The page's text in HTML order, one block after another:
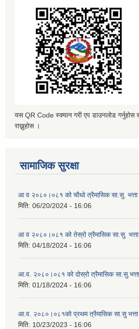
यस QR Code स्क्यान गरी एप डाउनलोड गर्नुहोस
राख्नुहोस ।
सामाजिक सुरक्षा
आ व २०८०।०८१ को चौथो त्रैमासिक सा.सु. भत्ता
मिति: 06/20/2024 - 16:06
आ व २०८०।०८१ को तेस्रो त्रैमासिक सा.सु.
मिति: 04/18/2024 - 16:06
आ.व. २०८०।०८१ को दोस्रो त्रैमासिक सा.सु.भत्ता
मिति: 01/18/2024 - 16:06
आ.व. २०८०।०८१को प्रथम त्रैमासिक सा.सु भत्ता
मिति: 10/23/2023 - 16:06